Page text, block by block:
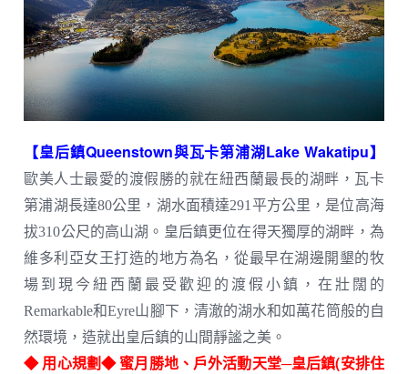
【皇后鎮Queenstown與瓦卡第浦湖Lake Wakatipu】
歐美人士最愛的渡假勝的就在紐西蘭最長的湖畔，瓦卡
第浦湖長達80公里，湖水面積達291平方公里，是位高海
拔310公尺的高山湖。皇后鎮更位在得天獨厚的湖畔，為
維多利亞女王打造的地方為名，從最早在湖邊開墾的牧
場到現今紐西蘭最受歡迎的渡假小鎮，在壯闊的
Remarkable和Eyre山腳下，清澈的湖水和如萬花筒般的自
然環境，造就出皇后鎮的山間靜謐之美。
◆ 用心規劃◆ 蜜月勝地、戶外活動天堂─皇后鎮(安排住